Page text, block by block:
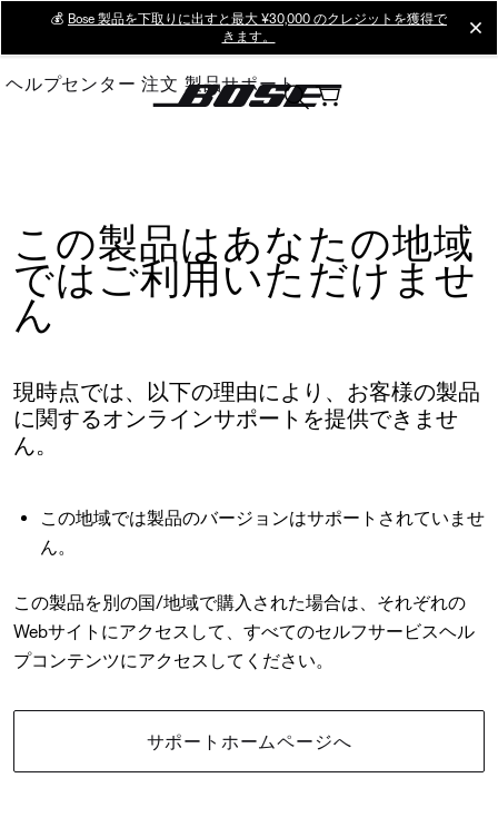
Main
💰 Bose 製品を下取りに出すと最大 ¥30,000 のクレジットを獲得で
きます。
ヘルプセンター 注文 製品サポート
この製品はあなたの地域
ではご利用いただけませ
ん
現時点では、以下の理由により、お客様の製品
に関するオンラインサポートを提供できませ
ん。
この地域では製品のバージョンはサポートされていませ
ん。
この製品を別の国/地域で購入された場合は、それぞれの
Webサイトにアクセスして、すべてのセルフサービスヘル
プコンテンツにアクセスしてください。
サポートホームページへ